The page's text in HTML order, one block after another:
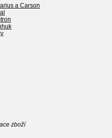
a Carson
zboží